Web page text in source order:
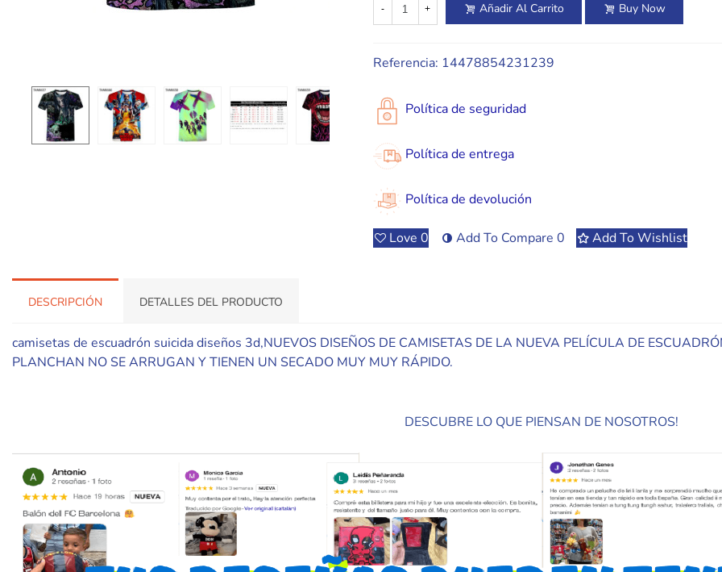
- + Añadir Al Carrito Buy Now
Referencia: 14478854231239
Política de seguridad
Política de entrega
Política de devolución
Love 0 Add To Compare 0 Add To Wishlist
DESCRIPCIÓN DETALLES DEL PRODUCTO
camisetas de escuadrón suicida diseños 3d,NUEVOS DISEÑOS DE CAMISETAS DE LA NUEVA PELÍCULA DE
PLANCHAN NO SE ARRUGAN Y TIENEN UN SECADO MUY MUY RÁPIDO.
DESCUBRE LO QUE PIENSAN DE NOSOTROS!